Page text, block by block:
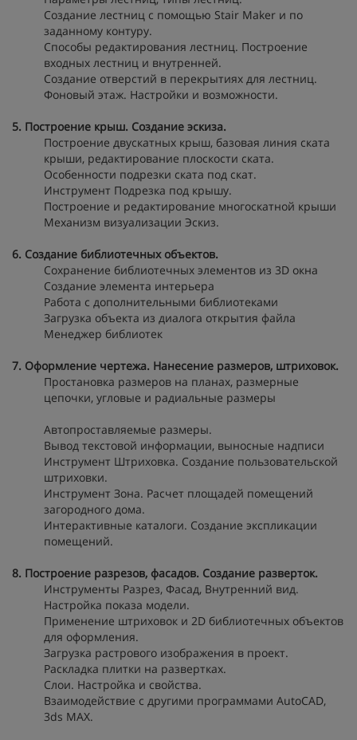
Создание лестниц с помощью Stair Maker и по
заданному контуру.
Способы редактирования лестниц. Построение
входных лестниц и внутренней.
Создание отверстий в перекрытиях для лестниц.
Фоновый этаж. Настройки и возможности.
5. Построение крыш. Создание эскиза.
Построение двускатных крыш, базовая линия ската
крыши, редактирование плоскости ската.
Особенности подрезки ската под скат.
Инструмент Подрезка под крышу.
Построение и редактирование многоскатной крыши
Механизм визуализации Эскиз.
6. Создание библиотечных объектов.
Сохранение библиотечных элементов из 3D окна
Создание элемента интерьера
Работа с дополнительными библиотеками
Загрузка объекта из диалога открытия файла
Менеджер библиотек
7. Оформление чертежа. Нанесение размеров, штриховок.
Простановка размеров на планах, размерные
цепочки, угловые и радиальные размеры
Автопроставляемые размеры.
Вывод текстовой информации, выносные надписи
Инструмент Штриховка. Создание пользовательской
штриховки.
Инструмент Зона. Расчет площадей помещений
загородного дома.
Интерактивные каталоги. Создание экспликации
помещений.
8. Построение разрезов, фасадов. Создание разверток.
Инструменты Разрез, Фасад, Внутренний вид.
Настройка показа модели.
Применение штриховок и 2D библиотечных объектов
для оформления.
Загрузка растрового изображения в проект.
Раскладка плитки на развертках.
Слои. Настройка и свойства.
Взаимодействие с другими программами AutoCAD,
3ds MAX.